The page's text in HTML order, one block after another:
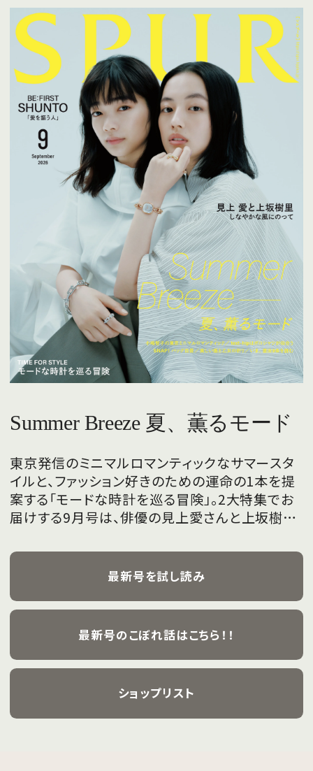
Summer Breeze 夏、薫るモード
東京発信のミニマルロマンティックなサマースタ
イルと、ファッション好きのための運命の1本を提
案する「モードな時計を巡る冒険」。2大特集でお
届けする9月号は、俳優の見上愛さんと上坂樹里
飾ります。
最新号を試し読み
最新号のこぼれ話はこちら！！
ショップリスト